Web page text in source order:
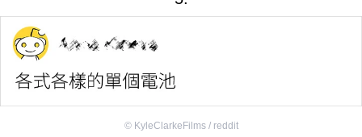
© KyleClarkeFilms / reddit